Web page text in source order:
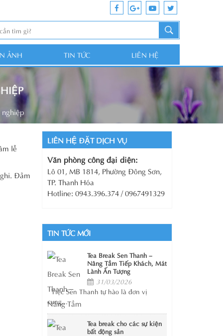
ẢNH TIN TỨC LIÊN HỆ
lễ
Đảm
LIÊN HỆ ĐẶT DỊCH VỤ
Văn phòng công đại diện:
Lô 01, MB 1814, Phường Đông Sơn,
TP. Thanh Hóa
Hotline: 0943.396.374 / 0967491329
TIN TỨC MỚI
Tea Break Sen Thanh –
Nâng Tầm Tiếp Khách, Mát
Lành Ấn Tượng
31/03/2026
Tiệc Sen Thanh tự hào là đơn vị
cung...
Tea break cho các sự kiện
bất động sản